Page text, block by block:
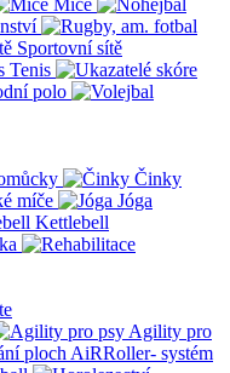
Míče
Sportovní sítě
Tenis
polo
Činky
míče
Jóga
Kettlebell
Agility pro
AiRRoller- systém